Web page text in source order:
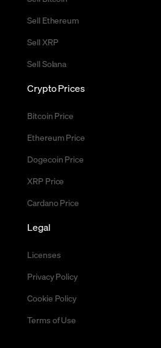
Sell Ethereum
Sell XRP
Sell Solana
Crypto Prices
Bitcoin Price
Ethereum Price
Dogecoin Price
XRP Price
Cardano Price
Legal
Licenses
Privacy Policy
Cookie Policy
Terms of Use